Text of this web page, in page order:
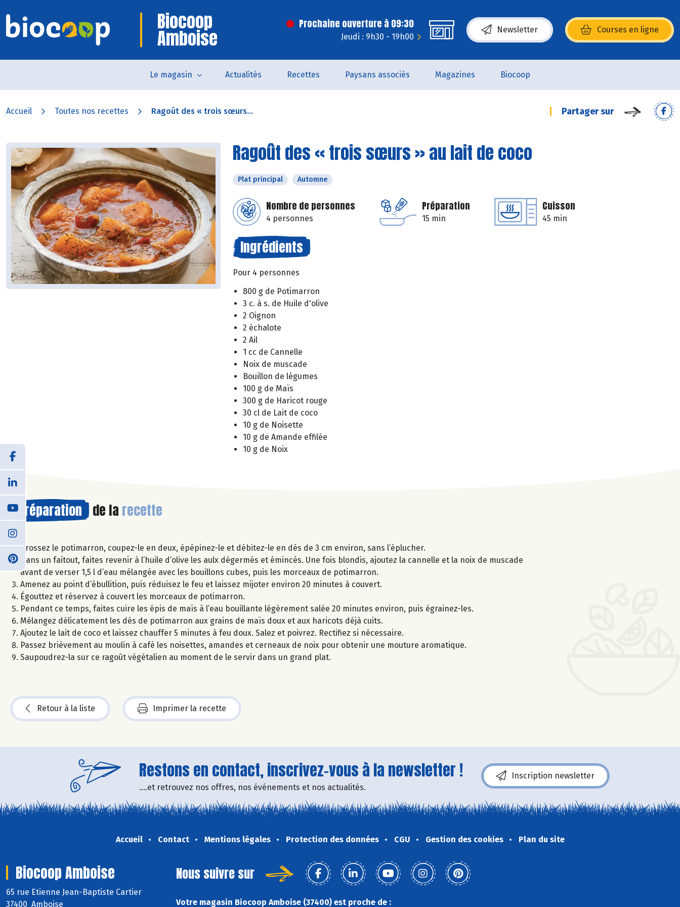
Biocoop
Amboise
Prochaine ouverture à 09:30
Jeudi : 9h30 - 19h00
Newsletter Courses en ligne
(s’ouvre dans une nouvelle fenêtre)
Le magasin Actualités Recettes Paysans associés Magazines Biocoop
Accueil Toutes nos recettes Ragoût des « trois sœurs... Partager sur
Ragoût des « trois sœurs » au lait de coco
Plat principal Automne
Nombre de personnes
4 personnes
Préparation
15 min
Cuisson
45 min
Ingrédients
Pour 4 personnes
800 g de Potimarron
3 c. à s. de Huile d'olive
2 Oignon
2 échalote
2 Ail
1 cc de Cannelle
Noix de muscade
Bouillon de légumes
100 g de Maïs
300 g de Haricot rouge
30 cl de Lait de coco
10 g de Noisette
10 g de Amande effilée
10 g de Noix
Préparation de la recette
Brossez le potimarron, coupez-le en deux, épépinez-le et débitez-le en dés de 3 cm environ, sans l’éplucher.
Dans un faitout, faites revenir à l’huile d’olive les aulx dégermés et émincés. Une fois blondis, ajoutez la cannelle et la noix de muscade
avant de verser 1,5 l d’eau mélangée avec les bouillons cubes, puis les morceaux de potimarron.
Amenez au point d’ébullition, puis réduisez le feu et laissez mijoter environ 20 minutes à couvert.
Égouttez et réservez à couvert les morceaux de potimarron.
Pendant ce temps, faites cuire les épis de maïs à l’eau bouillante légèrement salée 20 minutes environ, puis égrainez-les.
Mélangez délicatement les dés de potimarron aux grains de maïs doux et aux haricots déjà cuits.
Ajoutez le lait de coco et laissez chauffer 5 minutes à feu doux. Salez et poivrez. Rectifiez si nécessaire.
Passez brièvement au moulin à café les noisettes, amandes et cerneaux de noix pour obtenir une mouture aromatique.
Saupoudrez-la sur ce ragoût végétalien au moment de le servir dans un grand plat.
Retour à la liste Imprimer la recette
Restons en contact, inscrivez-vous à la newsletter !
....et retrouvez nos offres, nos événements et nos actualités.
Inscription newsletter
Accueil Contact Mentions légales Protection des données CGU Gestion des cookies Plan du site
Biocoop Amboise
65 rue Etienne Jean-Baptiste Cartier
37400 Amboise
Nous suivre sur
Votre magasin Biocoop Amboise (37400) est proche de :